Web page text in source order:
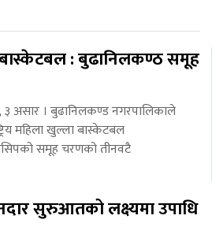
बास्केटबल : बुढानिलकण्ठ समूह
३ असार । बुढानिलकण्ड नगरपालिकाले
महिला खुल्ला बास्केटबल
समूह चरणको तीनवटै
सुरुआतको लक्ष्यमा उपाधि